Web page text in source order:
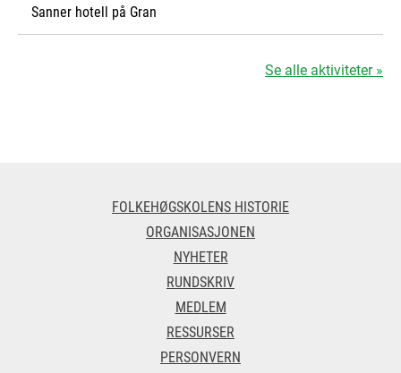
Sanner hotell på Gran
Se alle aktiviteter »
FOLKEHØGSKOLENS HISTORIE
ORGANISASJONEN
NYHETER
RUNDSKRIV
MEDLEM
RESSURSER
PERSONVERN